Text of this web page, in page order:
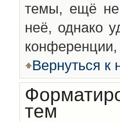
темы, ещё не
неё, однако
конференции,
Вернуться к
тем